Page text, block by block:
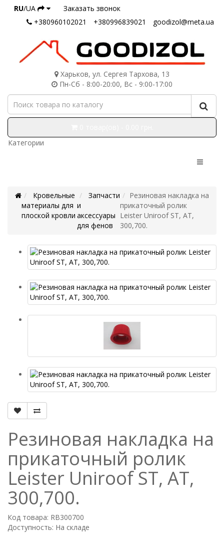
RU/UA
Заказать звонок
+380960102021
+380996839021 goodizol@meta.ua
Харьков, ул. Сергея Тархова, 13
Пн-Сб - 8:00-20:00, Вс - 9:00-17:00
Категории
Кровельные
материалы для
плоской кровли
Запчасти
и
аксессуары
для фенов
Резиновая накладка на
прикаточный ролик
Leister Uniroof ST, AT,
300,700.
Резиновая накладка на
прикаточный ролик
Leister Uniroof ST, AT,
300,700.
Код товара: RB300700
Доступность: На складе